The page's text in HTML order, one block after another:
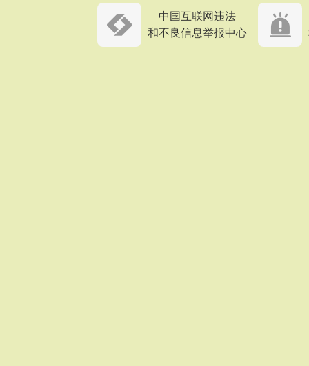
中国互联网违法
和不良信息举报中心